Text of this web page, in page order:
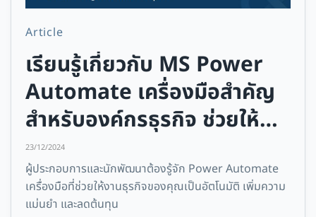
Article
เรียนรู้เกี่ยวกับ MS Power
Automate เครื่องมือสำคัญ
สำหรับองค์กรธุรกิจ ช่วยให้
ธุรกิจของคุณทำงานได้อย่างมี
ประสิทธิภาพยิ่งขึ้น
23/12/2024
ผู้ประกอบการและนักพัฒนาต้องรู้จัก Power Automate
เครื่องมือที่ช่วยให้งานธุรกิจของคุณเป็นอัตโนมัติ เพิ่มความ
แม่นยำ และลดต้นทุน